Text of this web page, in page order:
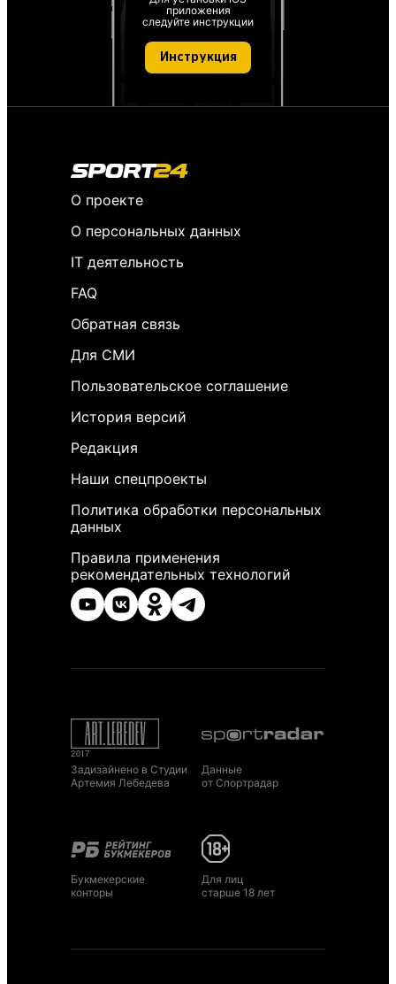
приложения
следуйте инструкции
Инструкция
О проекте
О персональных данных
IT деятельность
FAQ
Обратная связь
Для СМИ
Пользовательское соглашение
История версий
Редакция
Наши спецпроекты
Политика обработки персональных
данных
Правила применения
рекомендательных технологий
Задизайнено в Студии
Артемия Лебедева
Данные
от Спортрадар
Букмекерские
конторы
Для лиц
старше 18 лет